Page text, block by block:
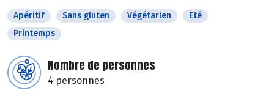
Apéritif Sans gluten Végétarien
Eté
Printemps
Nombre de personnes
4 personnes